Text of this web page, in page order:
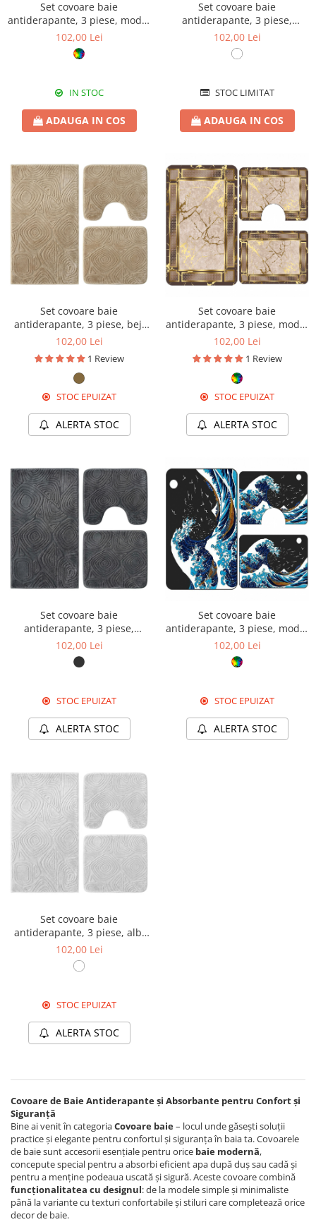
Set covoare baie
antiderapante, 3 piese, model
geometric marmură cu
accente aurii
102,00 Lei
IN STOC
ADAUGA IN COS
Set covoare baie
antiderapante, 3 piese,
design minimalist crestat
102,00 Lei
STOC LIMITAT
ADAUGA IN COS
Set covoare baie
antiderapante, 3 piese, bej,
textură soft triunghi
102,00 Lei
1 Review
STOC EPUIZAT
ALERTA STOC
Set covoare baie
antiderapante, 3 piese, model
bej cu ramă decorativă aurie
102,00 Lei
1 Review
STOC EPUIZAT
ALERTA STOC
Set covoare baie
antiderapante, 3 piese,
antracit, textură soft triunghi
102,00 Lei
STOC EPUIZAT
ALERTA STOC
Set covoare baie
antiderapante, 3 piese, model
valuri oceanice decorative
102,00 Lei
STOC EPUIZAT
ALERTA STOC
Set covoare baie
antiderapante, 3 piese, alb,
textură soft triunghi
102,00 Lei
STOC EPUIZAT
ALERTA STOC
Covoare de Baie Antiderapante și Absorbante pentru Confort și
Siguranță
Bine ai venit în categoriaCovoare baie– locul unde găsești soluții
practice și elegante pentru confortul și siguranța în baia ta. Covoarele
de baie sunt accesorii esențiale pentru orice baie modernă,
concepute special pentru a absorbi eficient apa după duș sau cadă și
pentru a menține podeaua uscată și sigură. Aceste covoare combină
funcționalitatea cu designul: de la modele simple și minimaliste
până la variante cu texturi confortabile și stiluri care completează orice
decor de baie.